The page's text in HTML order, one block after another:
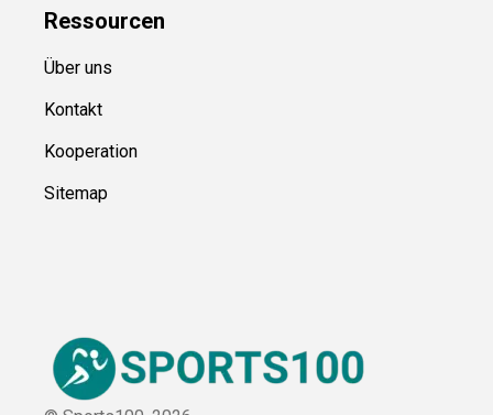
Ressourcen
Über uns
Kontakt
Kooperation
Sitemap